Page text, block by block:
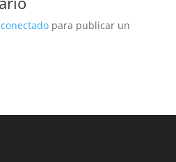
conectadopara publicar un